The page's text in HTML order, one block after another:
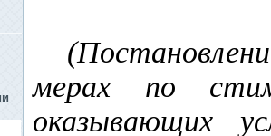
мерах по
оказывающих